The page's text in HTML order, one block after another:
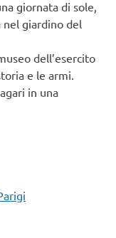
giornata di sole,
nel giardino del
dell’esercito
e le armi.
in una